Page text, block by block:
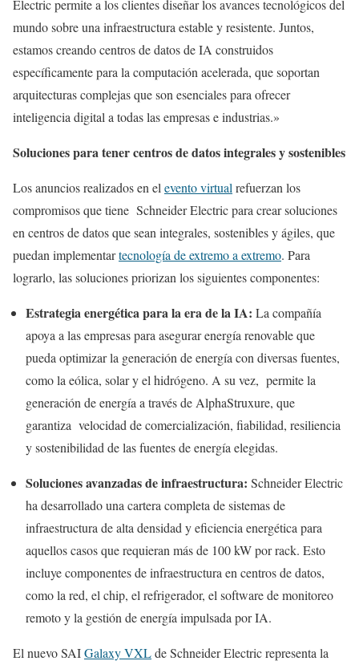
Electric permite a los clientes diseñar los avances tecnológicos del
mundo sobre una infraestructura estable y resistente. Juntos,
estamos creando centros de datos de IA construidos
específicamente para la computación acelerada, que soportan
arquitecturas complejas que son esenciales para ofrecer
inteligencia digital a todas las empresas e industrias.»
Soluciones para tener centros de datos integrales y sostenibles
Los anuncios realizados en el evento virtual refuerzan los
compromisos que tiene Schneider Electric para crear soluciones
en centros de datos que sean integrales, sostenibles y ágiles, que
puedan implementartecnología de extremo a extremo. Para
lograrlo, las soluciones priorizan los siguientes componentes:
Estrategia energética para la era de la IA: La compañía
apoya a las empresas para asegurar energía renovable que
pueda optimizar la generación de energía con diversas fuentes,
como la eólica, solar y el hidrógeno. A su vez, permite la
generación de energía a través de AlphaStruxure, que
garantiza velocidad de comercialización, fiabilidad, resiliencia
y sostenibilidad de las fuentes de energía elegidas.
Soluciones avanzadas de infraestructura: Schneider Electric
ha desarrollado una cartera completa de sistemas de
infraestructura de alta densidad y eficiencia energética para
aquellos casos que requieran más de 100 kW por rack. Esto
incluye componentes de infraestructura en centros de datos,
como la red, el chip, el refrigerador, el software de monitoreo
remoto y la gestión de energía impulsada por IA.
El nuevo SAIGalaxy VXLde Schneider Electric representa la